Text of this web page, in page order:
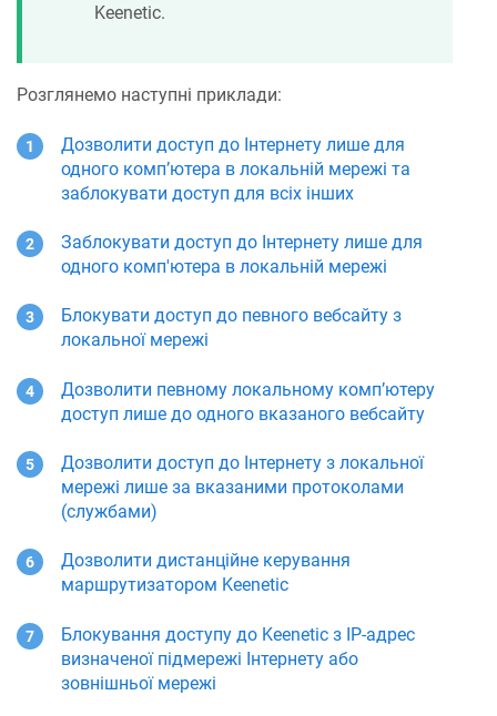
Keenetic.
Розглянемо наступні приклади:
Дозволити доступ до Інтернету лише для
одного комп’ютера в локальній мережі та
заблокувати доступ для всіх інших
Заблокувати доступ до Інтернету лише для
одного комп'ютера в локальній мережі
Блокувати доступ до певного вебсайту з
локальної мережі
Дозволити певному локальному комп’ютеру
доступ лише до одного вказаного вебсайту
Дозволити доступ до Інтернету з локальної
мережі лише за вказаними протоколами
(службами)
Дозволити дистанційне керування
маршрутизатором Keenetic
Блокування доступу до Keenetic з IP-адрес
визначеної підмережі Інтернету або
зовнішньої мережі